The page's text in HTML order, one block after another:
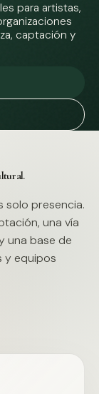
para artistas,
captación y
solo presencia.
una vía
una base de
y equipos